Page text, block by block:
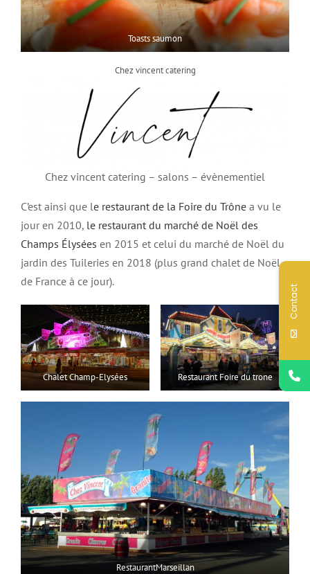
Toasts saumon
Chez vincent catering
Chez vincent catering – salons – évènementiel
C’est ainsi que le restaurant de la Foire du Trône a vu le
jour en 2010, le restaurant du marché de Noël des
Champs Élysées en 2015 et celui du marché de Noël du
jardin des Tuileries en 2018 (plus grand chalet de Noël
de France à ce jour).
Chalet Champ-Elysées Restaurant Foire du trone
RestaurantMarseillan
Contact